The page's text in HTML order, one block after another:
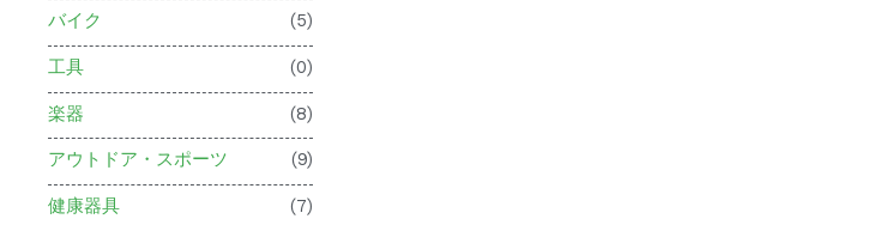
バイク (5)
工具 (0)
楽器 (8)
アウトドア・スポーツ (9)
健康器具 (7)